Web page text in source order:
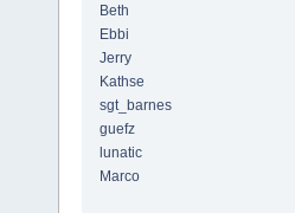
Beth
Ebbi
Jerry
Kathse
sgt_barnes
guefz
lunatic
Marco